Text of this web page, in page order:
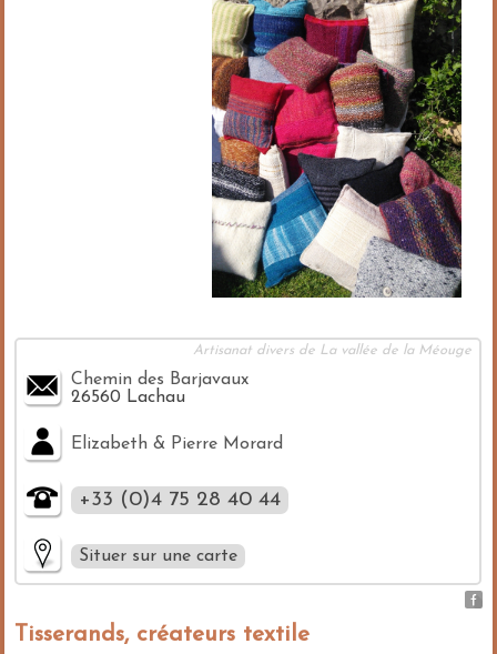
Artisanat divers de La vallée de la Méouge
Chemin des Barjavaux
26560 Lachau
Elizabeth & Pierre Morard
+33 (0)4 75 28 40 44
Situer sur une carte
Tisserands, créateurs textile